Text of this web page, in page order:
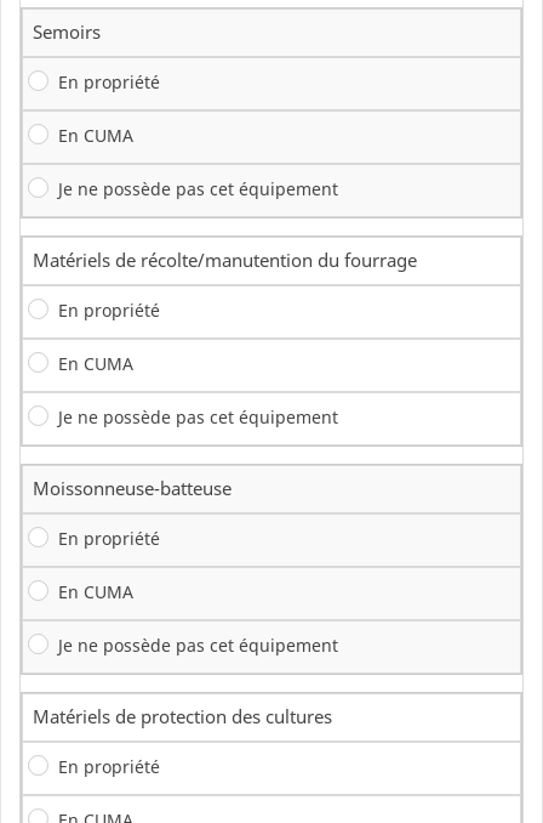
Semoirs
En propriété
En CUMA
Je ne possède pas cet équipement
Matériels de récolte/manutention du fourrage
En propriété
En CUMA
Je ne possède pas cet équipement
Moissonneuse-batteuse
En propriété
En CUMA
Je ne possède pas cet équipement
Matériels de protection des cultures
En propriété